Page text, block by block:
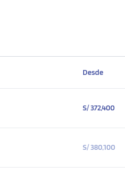
Desde
S/ 372,400
S/ 380,100